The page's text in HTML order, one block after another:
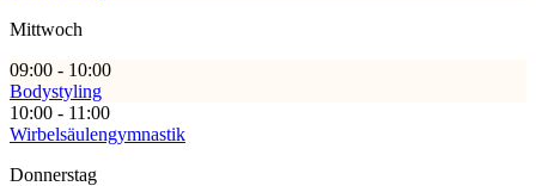
Mittwoch
09:00 - 10:00
Bodystyling
10:00 - 11:00
Wirbelsäulengymnastik
Donnerstag